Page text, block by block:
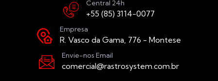
Central 24h
+55 (85) 3114-0077
Empresa
R. Vasco da Gama, 776 - Montese
Envie-nos Email
comercial@rastrosystem.com.br